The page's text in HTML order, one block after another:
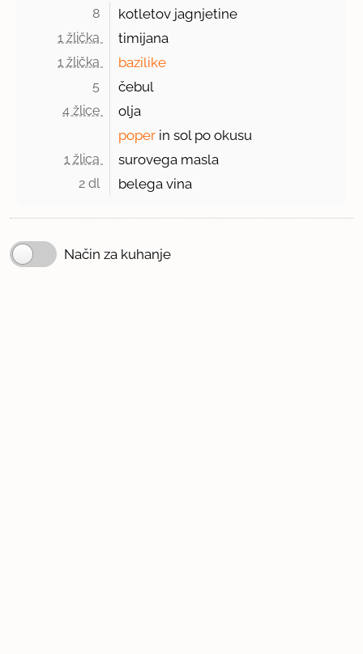
8 kotletov jagnjetine
1 žlička timijana
1 žlička bazilike
5 čebul
4 žlice
olja
poper in sol po okusu
1 žlica surovega masla
2 dl belega vina
Način za kuhanje